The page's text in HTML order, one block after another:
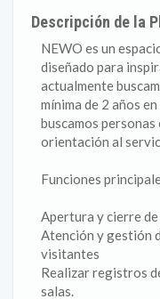
Descripción de la
NEWO es un
diseñado para
actualmente
mínima de 2 años
buscamos
orientación al
Funciones
Apertura y cierre de
Atención y gestión
visitantes
Realizar registros
salas.